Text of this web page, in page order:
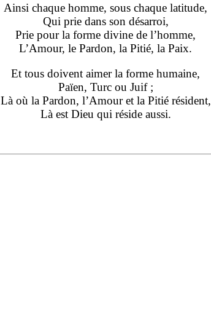
Ainsi chaque homme, sous chaque latitude,
Qui prie dans son désarroi,
Prie pour la forme divine de l’homme,
L’Amour, le Pardon, la Pitié, la Paix.
Et tous doivent aimer la forme humaine,
Païen, Turc ou Juif ;
Là où la Pardon, l’Amour et la Pitié résident,
Là est Dieu qui réside aussi.